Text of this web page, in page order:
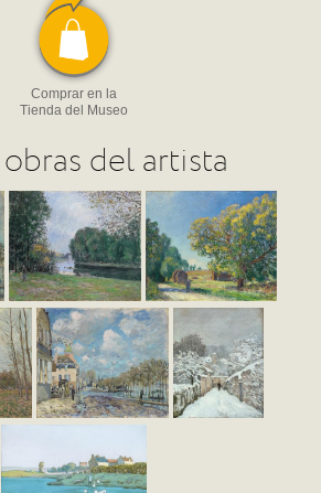
Comprar en la
Tienda del Museo
del artista